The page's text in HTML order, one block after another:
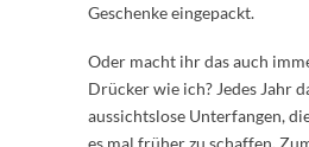
Geschenke eingepackt.
Oder macht ihr das auch
Drücker wie ich? Jedes Jahr
aussichtslose Unterfangen,
es mal früher zu schaffen.